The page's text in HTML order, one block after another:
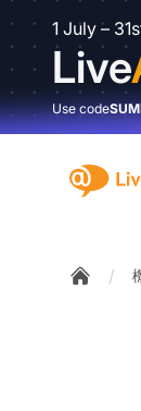
1 July –
Live
Use code
:site.title
/